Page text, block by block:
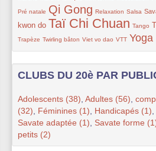
Pré natale
125/156 Qi Gong
23/156 Relaxation
7/156 Salsa
38/156
15/156
7/156
67/156
kwon do
156/156 Taï Chi Chuan
7/156 Tango
69/156
23/156
25/156
17/156
Trapèze
19/156Twirling bâton
13/156 Viet vo dao
7/156 VTT
119/156 Yoga
CLUBS DU 20è PAR
Adolescents (38) Adultes (56)
(32)
Féminines (1) Handicapés (1)
Savate adaptée (1)
Savate forme
petits (2)